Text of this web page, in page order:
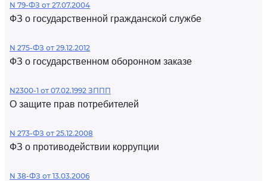
N 79-ФЗ от 27.07.2004
ФЗ о государственной гражданской службе
N 275-ФЗ от 29.12.2012
ФЗ о государственном оборонном заказе
N2300-1 от 07.02.1992 ЗППП
О защите прав потребителей
N 273-ФЗ от 25.12.2008
ФЗ о противодействии коррупции
N 38-ФЗ от 13.03.2006